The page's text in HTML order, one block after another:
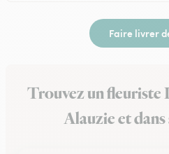
Faire livrer
Trouvez un fleuriste
Alauzie et